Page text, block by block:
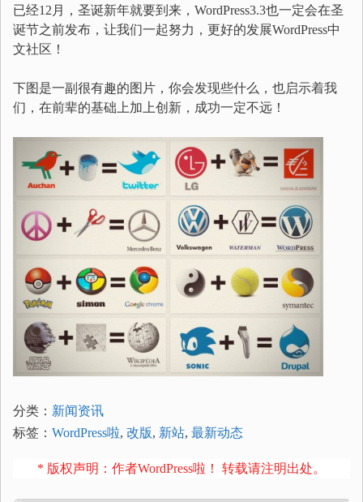
已经12月，圣诞新年就要到来，WordPress3.3也一定会在圣
诞节之前发布，让我们一起努力，更好的发展WordPress中
文社区！
下图是一副很有趣的图片，你会发现些什么，也启示着我
们，在前辈的基础上加上创新，成功一定不远！
分类： 新闻资讯
标签： WordPress啦, 改版, 新站, 最新动态
* 版权声明：作者WordPress啦！ 转载请注明出处。